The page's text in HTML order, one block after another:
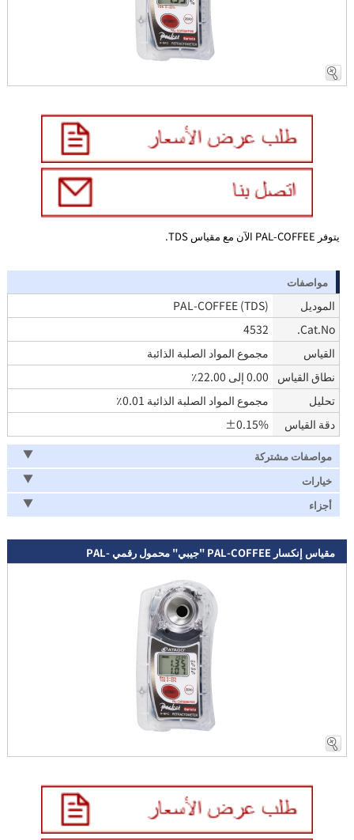
يتوفر PAL-COFFEE الآن مع مقياس TDS.
مواصفات
الموديل
PAL-COFFEE (TDS)
Cat.No.
4532
القياس
مجموع المواد الصلبة الذائبة
نطاق القياس
0.00 إلى 22.00٪
تحليل
مجموع المواد الصلبة الذائبة 0.01٪
دقة القياس
±0.15%
مواصفات مشتركة
خيارات
أجزاء
مقياس إنكسار PAL-COFFEE "جيبي" محمول رقمي PAL-